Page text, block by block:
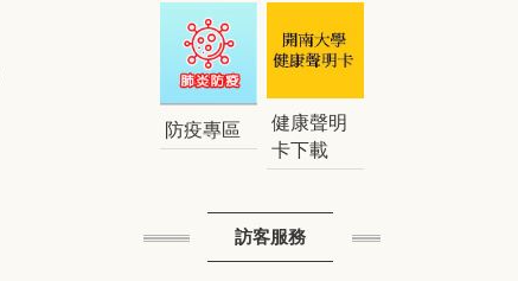
防疫專區
健康聲明
卡下載
訪客服務